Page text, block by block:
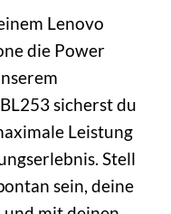
Lenovo
die Power
sicherst du
Leistung
Stell
sein, deine